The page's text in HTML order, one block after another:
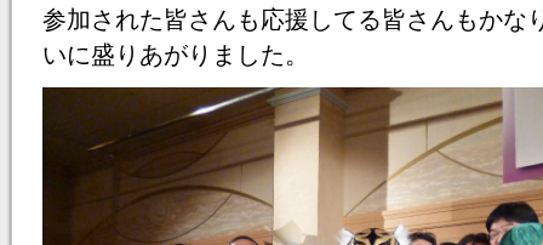
参加された皆さんも応援してる皆さんもかな
いに盛りあがりました。